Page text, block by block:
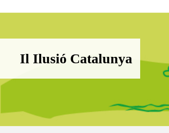
Boletín Il·lusió Catalunya
Il Ilusió Catalunya